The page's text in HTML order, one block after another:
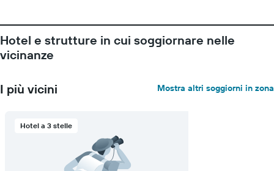
presenta
1
asse
indicare
medio
Hotel e strutture in cui soggiornare nelle
vicinanze
I più vicini Mostra altri soggiorni in zona
Hotel a 3 stelle